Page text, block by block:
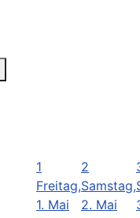
1
Freitag,
1. Mai
2
Samstag,
2. Mai